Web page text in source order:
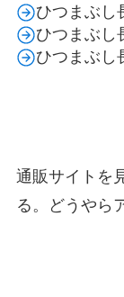
ひつまぶ
ひつまぶ
ひつまぶ
通販サイトを
る。どうやら